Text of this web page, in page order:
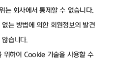
는 회사에서 통제할 수 없습니다.
는 방법에 의한 회원정보의 발견
습니다.
위하여 Cookie 기술을 사용할 수